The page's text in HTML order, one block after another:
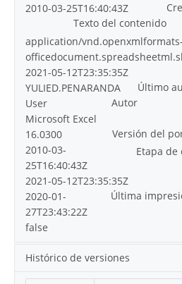
2010-03-25T16:40:43Z
Texto del contenido
application/vnd.openxmlformats-
2021-05-12T23:35:35Z
Último
YULIED.PENARANDA
Autor
User
Microsoft Excel
Versión del
16.0300
Etapa de
2010-03-
25T16:40:43Z
2021-05-12T23:35:35Z
Última
2020-01-
27T23:43:22Z
false
Histórico de versiones